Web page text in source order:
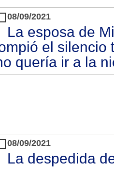
08/09/2021
La esposa de
el silencio
quería ir a la
08/09/2021
La despedida